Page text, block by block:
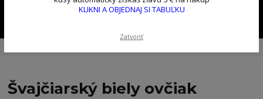
Švajčiarský biely ovčiak
KLIKNI A OBJEDNAJ SI TABUĽKU
Zatvoriť